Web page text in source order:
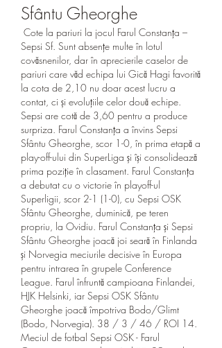
Sfântu Gheorghe
Sepsi Sf. Sunt absențe multe în lotul
covăsnenilor, dar în aprecierile caselor de
pariuri care văd echipa lui Gică Hagi favorită
la cota de 2,10 nu doar acest lucru a
contat, ci și evoluțiile celor două echipe.
Sepsi are cotă de 3,60 pentru a produce
surpriza. Farul Constanța a învins Sepsi
Sfântu Gheorghe, scor 1-0, în prima etapă a
play-off-ului din SuperLiga și își consolidează
prima poziție în clasament. Farul Constanţa
a debutat cu o victorie în playoff-ul
Superligii, scor 2-1 (1-0), cu Sepsi OSK
Sfântu Gheorghe, duminică, pe teren
propriu, la Ovidiu. Farul Constanța și Sepsi
Sfântu Gheorghe joacă joi seară în Finlanda
și Norvegia meciurile decisive în Europa
pentru intrarea în grupele Conference
League. Farul înfruntă campioana Finlandei,
HJK Helsinki, iar Sepsi OSK Sfântu
Gheorghe joacă împotriva Bodo/Glimt
(Bodo, Norvegia). 38 / 3 / 46 / ROI 14.
Meciul de fotbal Sepsi OSK - Farul